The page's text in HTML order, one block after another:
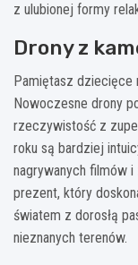
z ulubionej formy
Drony z
Pamiętasz dziecięce
Nowoczesne drony
rzeczywistość z
roku są bardziej
nagrywanych filmów
prezent, który
światem z dorosłą
nieznanych terenów.